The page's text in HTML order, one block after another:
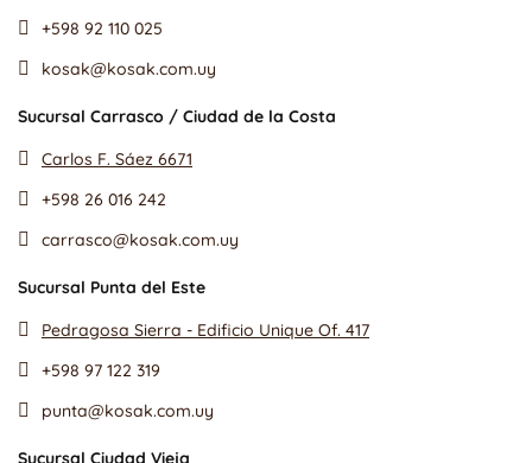
+598 92 110 025
kosak@kosak.com.uy
Sucursal Carrasco / Ciudad de la Costa
Carlos F. Sáez 6671
+598 26 016 242
carrasco@kosak.com.uy
Sucursal Punta del Este
Pedragosa Sierra - Edificio Unique Of. 417
+598 97 122 319
punta@kosak.com.uy